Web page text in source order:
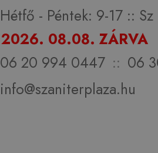
Hétfő - Péntek: 9-17 :: Sz
2026. 08.08. ZÁRVA
06 20 994 0447 :: 06
info@szaniterplaza.hu